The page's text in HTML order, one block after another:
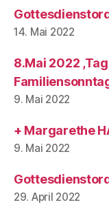
14. Mai 2022
8.Mai 2022
9. Mai 2022
+ Margarethe
9. Mai 2022
29. April 2022